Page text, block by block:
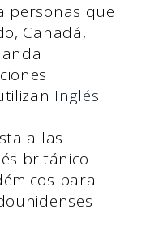
personas que
Canadá,
Inglés
a las
británico
para